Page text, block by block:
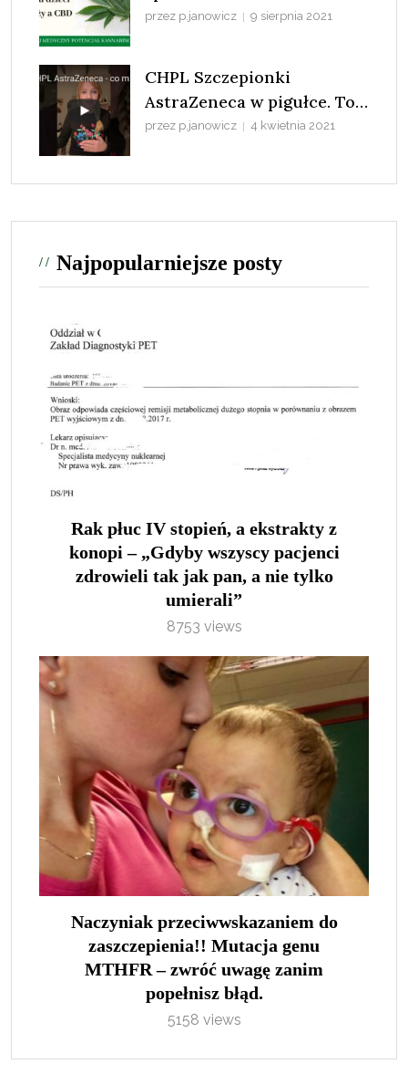
młodzieży a konopie
przez p.janowicz 9 sierpnia 2021
CHPL Szczepionki
AstraZeneca w pigułce. To
nie COVID-19 zabija ludzi
przez p.janowicz 4 kwietnia 2021
Najpopularniejsze posty
Rak płuc IV stopień, a ekstrakty z
konopi – „Gdyby wszyscy pacjenci
zdrowieli tak jak pan, a nie tylko
umierali”
8753 views
Naczyniak przeciwwskazaniem do
zaszczepienia!! Mutacja genu
MTHFR – zwróć uwagę zanim
popełnisz błąd.
5158 views